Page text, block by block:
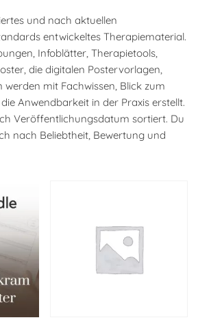
und nach aktuellen
entwickeltes Therapiematerial.
Infoblätter, Therapietools,
die digitalen Postervorlagen,
mit Fachwissen, Blick zum
Anwendbarkeit in der Praxis erstellt.
Veröffentlichungsdatum sortiert. Du
nach Beliebtheit, Bewertung und